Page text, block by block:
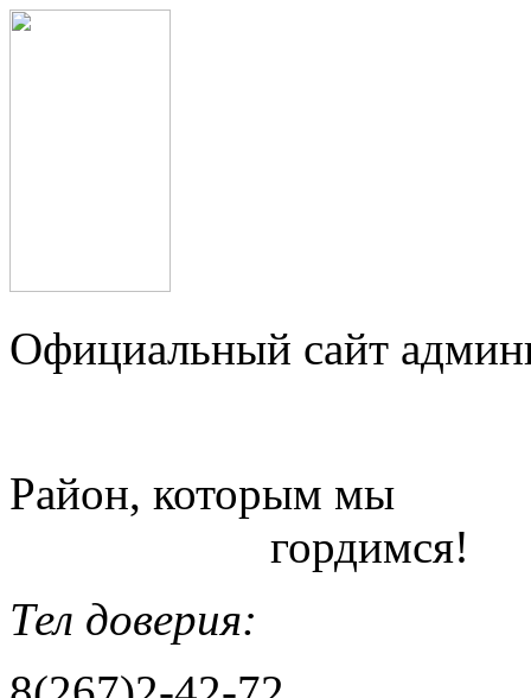
Официальный сайт
Район, которым мы
гордимся!
Тел доверия: